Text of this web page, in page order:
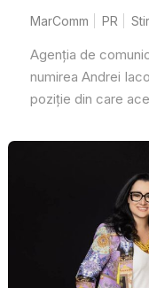
MarComm PR
Agenția de
numirea Andrei
poziție din care